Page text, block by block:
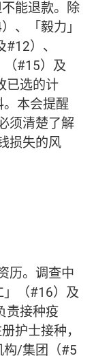
能退款。除
、「毅力」
）、
（#15）及
已选的计
本会提醒
须清楚了解
损失的风
历。调查中
」（#16）及
责接种疫
护士接种，
构/集团（#5